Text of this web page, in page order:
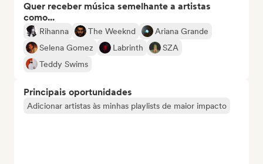
Quer receber música semelhante a artistas
como...
Rihanna The Weeknd
Ariana Grande
Selena Gomez
Labrinth
SZA
Teddy Swims
Principais oportunidades
Adicionar artistas às minhas playlists de maior impacto